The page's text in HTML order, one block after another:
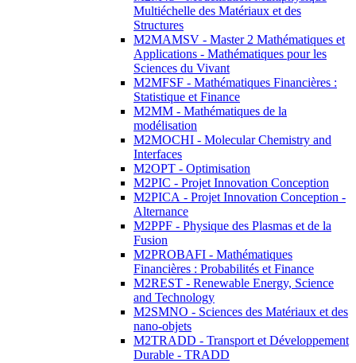
Multiéchelle des Matériaux et des
Structures
M2MAMSV - Master 2 Mathématiques et
Applications - Mathématiques pour les
Sciences du Vivant
M2MFSF - Mathématiques Financières :
Statistique et Finance
M2MM - Mathématiques de la
modélisation
M2MOCHI - Molecular Chemistry and
Interfaces
M2OPT - Optimisation
M2PIC - Projet Innovation Conception
M2PICA - Projet Innovation Conception -
Alternance
M2PPF - Physique des Plasmas et de la
Fusion
M2PROBAFI - Mathématiques
Financières : Probabilités et Finance
M2REST - Renewable Energy, Science
and Technology
M2SMNO - Sciences des Matériaux et des
nano-objets
M2TRADD - Transport et Développement
Durable - TRADD